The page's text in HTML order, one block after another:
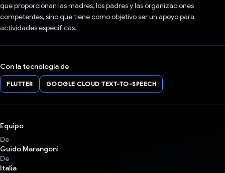
que proporcionan las madres, los padres y las organizaciones
competentes, sino que tiene como objetivo ser un apoyo para
actividades específicas.
Con la tecnología de
FLUTTER GOOGLE CLOUD TEXT-TO-SPEECH
Equipo
De
Guido Marangoni
De
Italia